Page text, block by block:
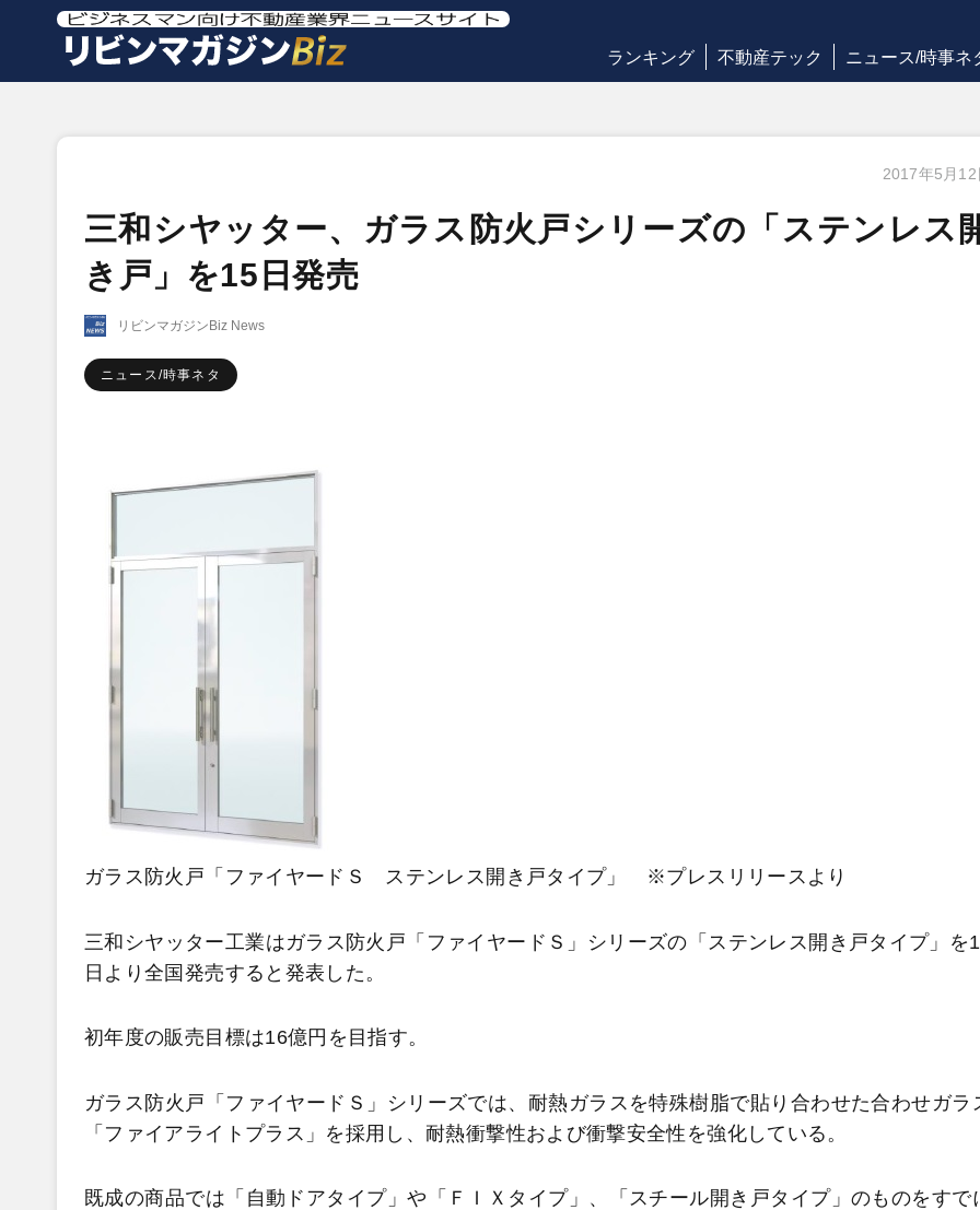
ランキング 不動産テック ニュース/時事ネ
2017年5月12
三和シヤッター、ガラス防火戸シリーズの「ステンレス
き戸」を15日発売
リビンマガジンBiz News
ニュース/時事ネタ
ガラス防火戸「ファイヤードＳ ステンレス開き戸タイプ」 ※プレスリリースより
三和シヤッター工業はガラス防火戸「ファイヤードＳ」シリーズの「ステンレス開き戸タイプ」を
日より全国発売すると発表した。
初年度の販売目標は16億円を目指す。
ガラス防火戸「ファイヤードＳ」シリーズでは、耐熱ガラスを特殊樹脂で貼り合わせた合わせガラ
「ファイアライトプラス」を採用し、耐熱衝撃性および衝撃安全性を強化している。
既成の商品では「自動ドアタイプ」や「ＦＩＸタイプ」、「スチール開き戸タイプ」のものをすで